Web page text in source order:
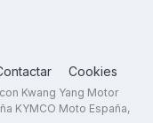
Cookies
Kwang Yang Motor
KYMCO Moto España,